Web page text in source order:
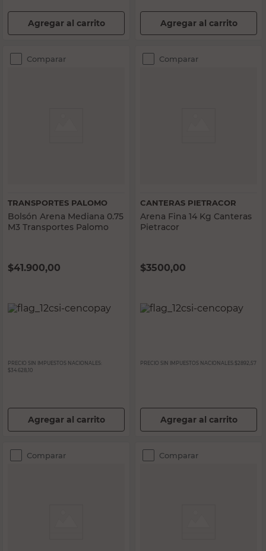
Agregar al carrito Agregar al carrito
Comparar
TRANSPORTES PALOMO
Bolsón Arena Mediana 0.75
M3 Transportes Palomo
$41.900,00
PRECIO SIN IMPUESTOS NACIONALES:
$34.628,10
Agregar al carrito
Comparar
CANTERAS PIETRACOR
Arena Fina 14 Kg Canteras
Pietracor
$3500,00
PRECIO SIN IMPUESTOS NACIONALES: $2892,57
Agregar al carrito
Comparar Comparar